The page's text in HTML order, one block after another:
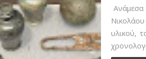
Ανάμεσα
υλικού,